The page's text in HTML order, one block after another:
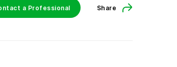
a Professional Share